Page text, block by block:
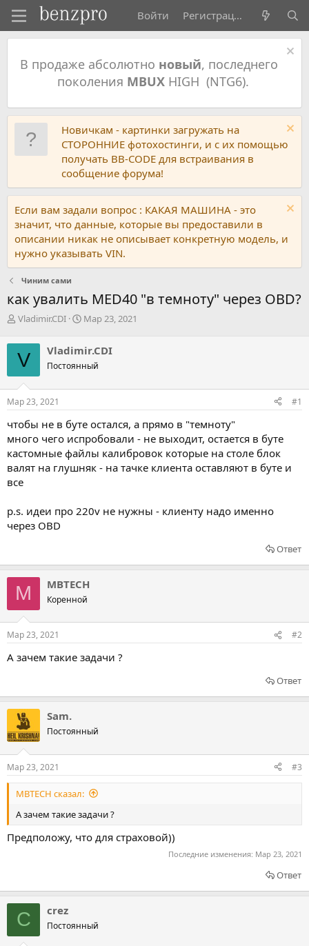
Войти Регистрация
В продаже абсолютно новый, последнего
поколения MBUXHIGH (NTG6).
Новичкам - картинки загружать на
СТОРОННИЕ фотохостинги, и с их помощью
получать BB-CODE для встраивания в
сообщение форума!
Если вам задали вопрос : КАКАЯ МАШИНА - это
значит, что данные, которые вы предоставили в
описании никак не описывает конкретную модель, и
нужно указывать VIN.
Чиним сами
как увалить MED40 "в темноту" через OBD?
А
т
о
р
т
е
м
Vladimir.CDI
Д
а
н
ч
а
Мар 23, 2021
V Vladimir.CDI
Постоянный
Мар 23, 2021 #1
чтобы не в буте остался, а прямо в "темноту"
много чего испробовали - не выходит, остается в буте
кастомные файлы калибровок которые на столе блок
валят на глушняк - на тачке клиента оставляют в буте и
все
p.s. идеи про 220v не нужны - клиенту надо именно
через OBD
Ответ
M MBTECH
Коренной
Мар 23, 2021 #2
А зачем такие задачи ?
Ответ
Sam.
Постоянный
Мар 23, 2021 #3
MBTECH сказал:
А зачем такие задачи ?
Предположу, что для страховой))
Последние изменения: Мар 23, 2021
Ответ
C crez
Постоянный